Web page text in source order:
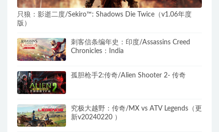
只狼：影逝二度/Sekiro™: Shadows Die Twice（v1.06年度
版）
刺客信条编年史：印度/Assassins Creed
Chronicles：India
孤胆枪手2:传奇/Alien Shooter 2- 传奇
究极大越野：传奇/MX vs ATV Legends（更
新v20240220 ）